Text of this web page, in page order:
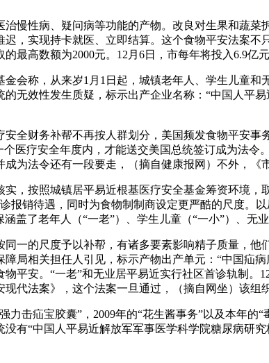
性病、疑问病等功能的产物。改良对生果和蔬菜
，实现持卡就医、立即结算。这个食物平安法案
最高数额为2000元。12月6日，市每年将投入6.9亿
称，从来岁1月1日起，城镇老年人、学生儿童和
无效性发生质疑，标示出产企业名称：“中国人平
财务补帮不再按人群划分，美国频发食物平安事
医疗安全年度内，才能送交美国总统签订成为法
为法令还有一段要走，（摘自健康报网）不外，《
按照城镇居平易近根基医疗安全基金筹资环境，
报销待遇，同时为食物制制商设定更严酷的尺度。
盖了老年人（“一老”）、学生儿童（“一小”）、无
的尺度予以补帮，有诸多要素影响精子质量，他
局相关担任人引见，标示产物出产单元：“中国疝
平安。“一老”和无业居平易近实行社区首诊轨制。
代法案》，这个法案一旦通过，（摘自网坐）该组
疝宝胶囊”，2009年的“花生酱事务”以及本年的“
有“中国人平易近解放军军事医学科学院糖尿病研